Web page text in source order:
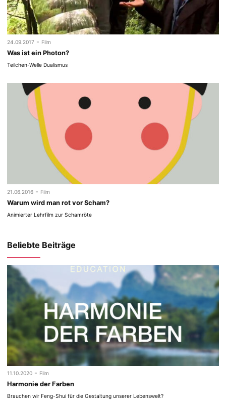
24.09.2017 - Film
Was ist ein Photon?
Teilchen-Welle Dualismus
21.06.2016 - Film
Warum wird man rot vor Scham?
Animierter Lehrfilm zur Schamröte
Beliebte Beiträge
11.10.2020 - Film
Harmonie der Farben
Brauchen wir Feng-Shui für die Gestaltung unserer Lebenswelt?